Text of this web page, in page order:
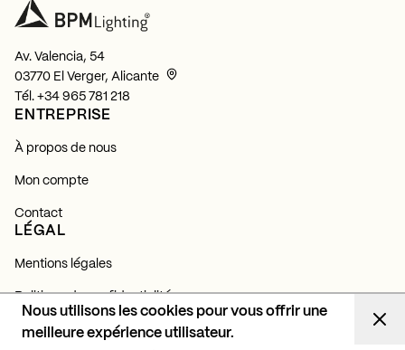
Nous utilisons les cookies pour vous offrir une
meilleure expérience utilisateur.
Av. Valencia, 54
03770 El Verger, Alicante
Tél. +34 965 781 218
ENTREPRISE
À propos de nous
Mon compte
Contact
LÉGAL
Mentions légales
Politique de confidentialité
Politique de cookies